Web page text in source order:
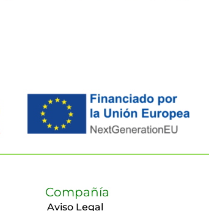
Compañía
Aviso Legal